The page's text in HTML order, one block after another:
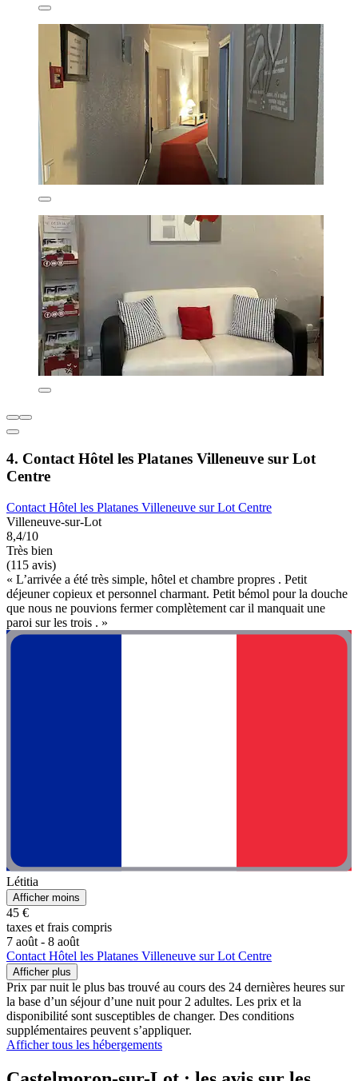
4. Contact Hôtel les Platanes Villeneuve sur Lot
Centre
Contact Hôtel les Platanes Villeneuve sur Lot Centre
Villeneuve-sur-Lot
8,4/10
Très bien
(115 avis)
« L’arrivée a été très simple, hôtel et chambre propres . Petit
déjeuner copieux et personnel charmant. Petit bémol pour la douche
que nous ne pouvions fermer complètement car il manquait une
paroi sur les trois . »
Létitia
Afficher moins
45 €
taxes et frais compris
7 août - 8 août
Contact Hôtel les Platanes Villeneuve sur Lot Centre
Afficher plus
Prix par nuit le plus bas trouvé au cours des 24 dernières heures sur
la base d’un séjour d’une nuit pour 2 adultes. Les prix et la
disponibilité sont susceptibles de changer. Des conditions
supplémentaires peuvent s’appliquer.
Afficher tous les hébergements